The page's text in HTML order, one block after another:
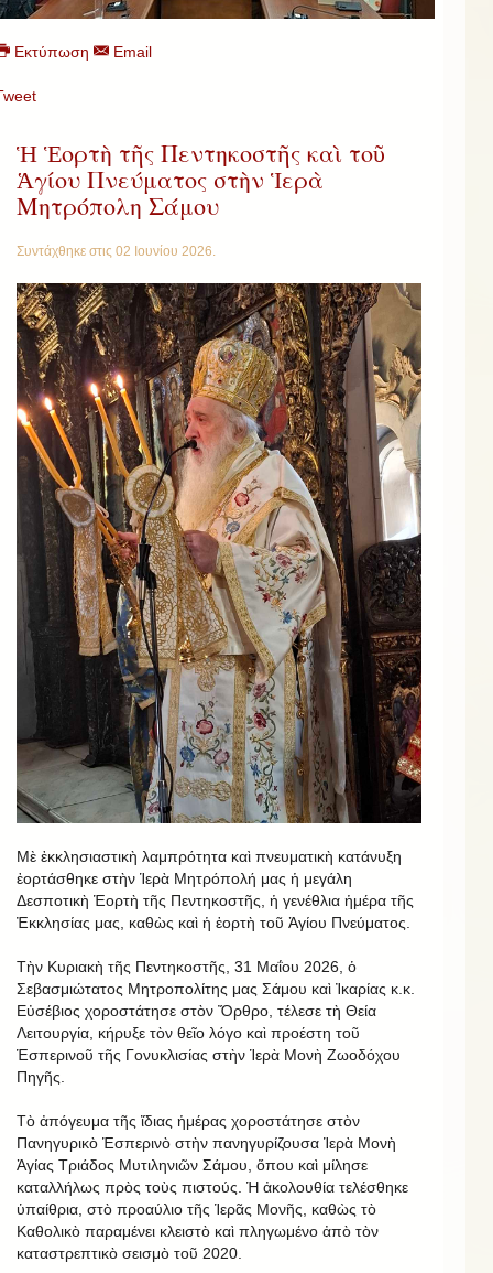
Εκτύπωση Email
Ἡ Ἑορτὴ τῆς Πεντηκοστῆς καὶ τοῦ
Ἁγίου Πνεύματος στὴν Ἱερὰ
Μητρόπολη Σάμου
Συντάχθηκε στις 02 Ιουνίου 2026
Μὲ ἐκκλησιαστικὴ λαμπρότητα καὶ πνευματικὴ κατάνυξη
ἐορτάσθηκε στὴν Ἱερὰ Μητρόπολή μας ἡ μεγάλη
Δεσποτικὴ Ἑορτὴ τῆς Πεντηκοστῆς, ἡ γενέθλια ἡμέρα τῆς
Ἐκκλησίας μας, καθὼς καὶ ἡ ἑορτὴ τοῦ Ἁγίου Πνεύματος.
Τὴν Κυριακὴ τῆς Πεντηκοστῆς, 31 Μαΐου 2026, ὁ
Σεβασμιώτατος Μητροπολίτης μας Σάμου καὶ Ἰκαρίας κ.κ.
Εὐσέβιος χοροστάτησε στὸν Ὄρθρο, τέλεσε τὴ Θεία
Λειτουργία, κήρυξε τὸν θεῖο λόγο καὶ προέστη τοῦ
Ἑσπερινοῦ τῆς Γονυκλισίας στὴν Ἱερὰ Μονὴ Ζωοδόχου
Πηγῆς.
Τὸ ἀπόγευμα τῆς ἴδιας ἡμέρας χοροστάτησε στὸν
Πανηγυρικὸ Ἑσπερινὸ στὴν πανηγυρίζουσα Ἱερὰ Μονὴ
Ἁγίας Τριάδος Μυτιληνιῶν Σάμου, ὅπου καὶ μίλησε
καταλλήλως πρὸς τοὺς πιστούς. Ἡ ἀκολουθία τελέσθηκε
ὑπαίθρια, στὸ προαύλιο τῆς Ἱερᾶς Μονῆς, καθὼς τὸ
Καθολικὸ παραμένει κλειστὸ καὶ πληγωμένο ἀπὸ τὸν
καταστρεπτικὸ σεισμὸ τοῦ 2020.